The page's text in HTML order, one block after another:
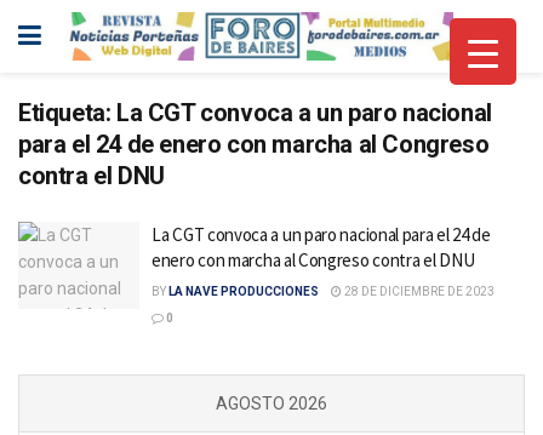
Etiqueta: La CGT convoca a un paro nacional
para el 24 de enero con marcha al Congreso
contra el DNU
La CGT convoca a un paro nacional para el 24 de
enero con marcha al Congreso contra el DNU
BY LA NAVE PRODUCCIONES
28 DE DICIEMBRE DE 2023
0
AGOSTO 2026